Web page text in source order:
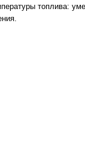
топлива: